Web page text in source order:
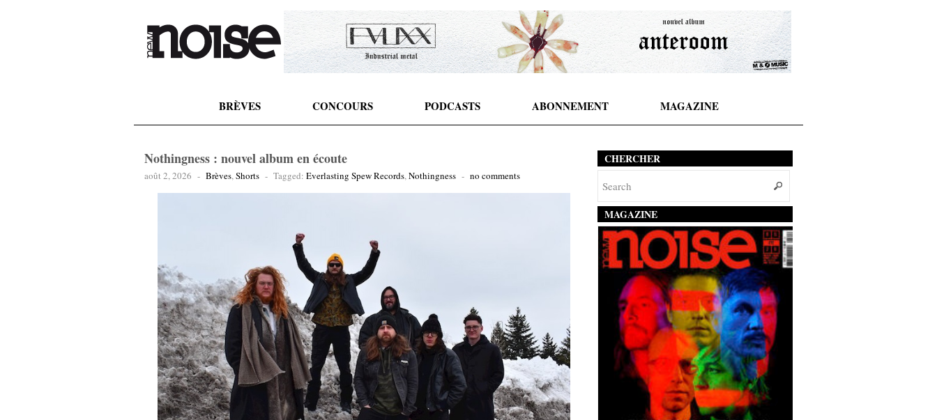
BRÈVES CONCOURS PODCASTS ABONNEMENT MAGAZINE
Nothingness : nouvel album en écoute
août 2, 2026 - Brèves,Shorts - Tagged: Everlasting Spew Records,Nothingness - no comments
CHERCHER
MAGAZINE